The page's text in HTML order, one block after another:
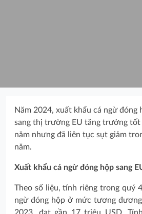
Năm 2024, xuất khẩu cá ngừ đóng
sang thị trường EU tăng trưởng tốt
năm nhưng đã liên tục sụt giảm
năm.
Xuất khẩu cá ngừ đóng hộp sang
Theo số liệu, tính riêng trong quý
ngừ đóng hộp ở mức tương